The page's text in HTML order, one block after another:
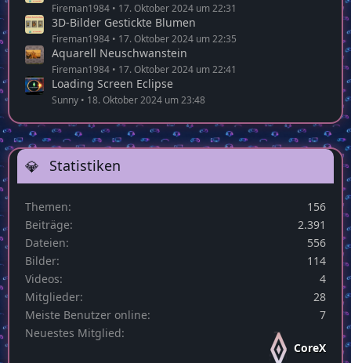
Fireman1984 17. Oktober 2024 um 22:31
3D-Bilder Gestickte Blumen
Fireman1984 17. Oktober 2024 um 22:35
Aquarell Neuschwanstein
Fireman1984 17. Oktober 2024 um 22:41
Loading Screen Eclipse
Sunny 18. Oktober 2024 um 23:48
Statistiken
Themen
156
Beiträge
2.391
Dateien
556
Bilder
114
Videos
4
Mitglieder
28
Meiste Benutzer online
7
Neuestes Mitglied
CoreX